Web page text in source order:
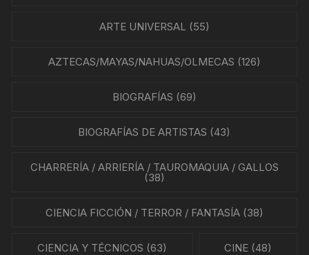
ARTE UNIVERSAL (55)
AZTECAS/MAYAS/NAHUAS/OLMECAS (126)
BIOGRAFÍAS (69)
BIOGRAFÍAS DE ARTISTAS (43)
CHARRERÍA / ARRIERÍA / TAUROMAQUIA / GALLOS
(38)
CIENCIA FICCIÓN / TERROR / FANTASÍA(38)
CIENCIA Y TÉCNICOS (63) CINE(48)